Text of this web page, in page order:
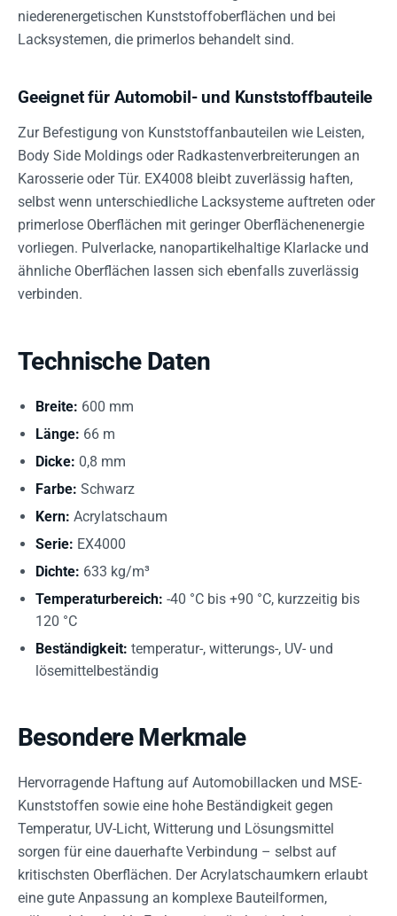
niederenergetischen Kunststoffoberflächen und bei
Lacksystemen, die primerlos behandelt sind.
Geeignet für Automobil- und Kunststoffbauteile
Zur Befestigung von Kunststoffanbauteilen wie Leisten,
Body Side Moldings oder Radkastenverbreiterungen an
Karosserie oder Tür. EX4008 bleibt zuverlässig haften,
selbst wenn unterschiedliche Lacksysteme auftreten oder
primerlose Oberflächen mit geringer Oberflächenenergie
vorliegen. Pulverlacke, nanopartikelhaltige Klarlacke und
ähnliche Oberflächen lassen sich ebenfalls zuverlässig
verbinden.
Technische Daten
Breite: 600 mm
Länge: 66 m
Dicke: 0,8 mm
Farbe: Schwarz
Kern: Acrylatschaum
Serie: EX4000
Dichte: 633 kg/m³
Temperaturbereich: -40 °C bis +90 °C, kurzzeitig bis
120 °C
Beständigkeit: temperatur-, witterungs-, UV- und
lösemittelbeständig
Besondere Merkmale
Hervorragende Haftung auf Automobillacken und MSE-
Kunststoffen sowie eine hohe Beständigkeit gegen
Temperatur, UV-Licht, Witterung und Lösungsmittel
sorgen für eine dauerhafte Verbindung – selbst auf
kritischsten Oberflächen. Der Acrylatschaumkern erlaubt
eine gute Anpassung an komplexe Bauteilformen,